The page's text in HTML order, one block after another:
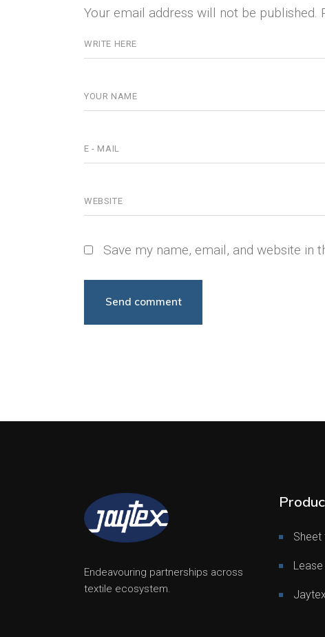
Your email address will not be published.
Save my name, email, and website
Endeavouring partnerships across
textile ecosystem.
Sheet